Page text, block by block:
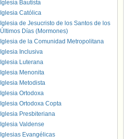
Iglesia Bautista
Iglesia Católica
Iglesia de Jesucristo de los Santos de los
Últimos Días (Mormones)
Iglesia de la Comunidad Metropolitana
Iglesia Inclusiva
Iglesia Luterana
Iglesia Menonita
Iglesia Metodista
Iglesia Ortodoxa
Iglesia Ortodoxa Copta
Iglesia Presbiteriana
Iglesia Valdense
Iglesias Evangélicas